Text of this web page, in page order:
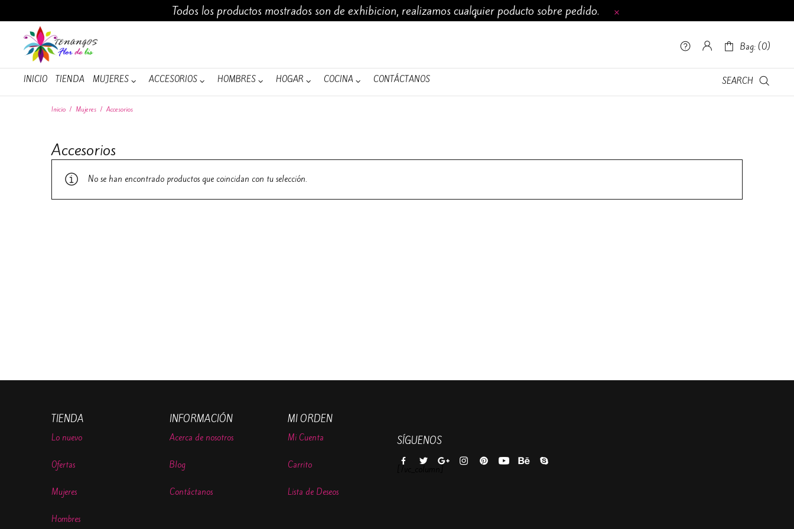
Lista de deseos - Bag: (0)
Todos los productos mostrados son de exhibicion, realizamos cualquier poducto sobre pedido.
Bag: (0)
INICIO TIENDA MUJERES ACCESORIOS HOMBRES HOGAR COCINA CONTÁCTANOS SEARCH
Inicio / Mujeres / Accesorios
Accesorios
No se han encontrado productos que coincidan con tu selección.
TIENDA
Lo nuevo
Ofertas
Mujeres
Hombres
INFORMACIÓN
Acerca de nosotros
Blog
Contáctanos
MI ORDEN
Mi Cuenta
Carrito
Lista de Deseos
SÍGUENOS